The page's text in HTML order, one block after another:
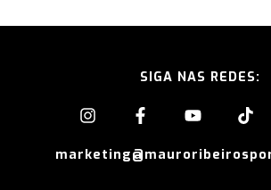
SIGA NAS REDES: